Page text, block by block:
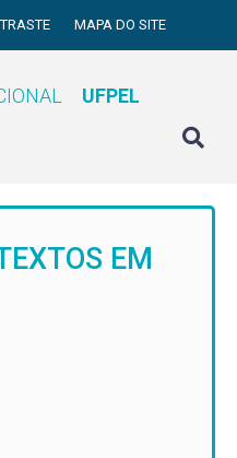
MAPA DO SITE
UFPEL
EM